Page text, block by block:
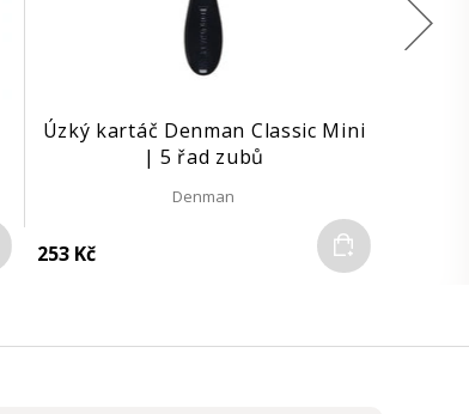
Do košíku
Úzký kartáč Denman Classic Mini
| 5 řad zubů
Denman
253 Kč Do košíku